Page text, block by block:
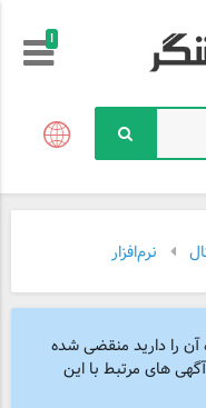
!
نرم‌افزار
را دارید منقضی شده
های مرتبط با این